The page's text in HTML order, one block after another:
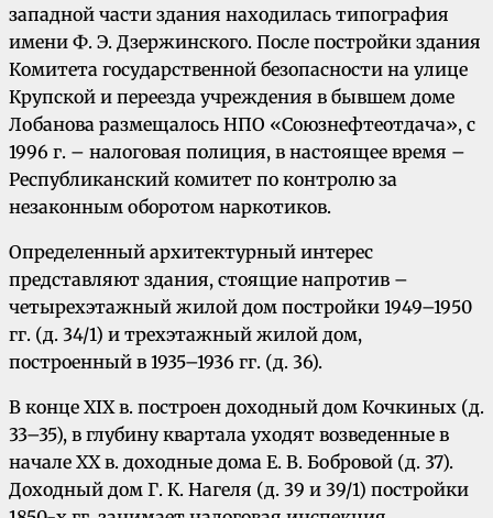
западной части здания находилась типография
имени Ф. Э. Дзержинского. После постройки здания
Комитета государственной безопасности на улице
Крупской и переезда учреждения в бывшем доме
Лобанова размещалось НПО «Союзнефтеотдача», с
1996 г. – налоговая полиция, в настоящее время –
Республиканский комитет по контролю за
незаконным оборотом наркотиков.
Определенный архитектурный интерес
представляют здания, стоящие напротив –
четырехэтажный жилой дом постройки 1949–1950
гг. (д. 34/1) и трехэтажный жилой дом,
построенный в 1935–1936 гг. (д. 36).
В конце XIX в. построен доходный дом Кочкиных (д.
33–35), в глубину квартала уходят возведенные в
начале ХХ в. доходные дома Е. В. Бобровой (д. 37).
Доходный дом Г. К. Нагеля (д. 39 и 39/1) постройки